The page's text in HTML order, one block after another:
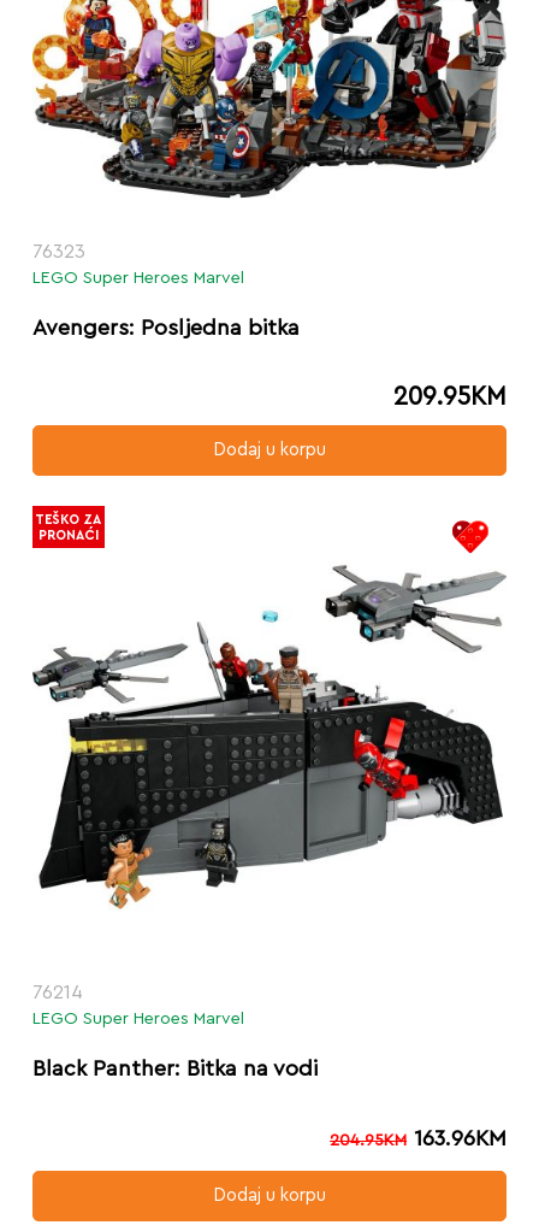
76323
LEGO Super Heroes Marvel
Avengers: Posljedna bitka
209.95KM
Dodaj u korpu
76214
LEGO Super Heroes Marvel
Black Panther: Bitka na vodi
204.95KM 163.96KM
Dodaj u korpu
TEŠKO ZA
PRONAĆI